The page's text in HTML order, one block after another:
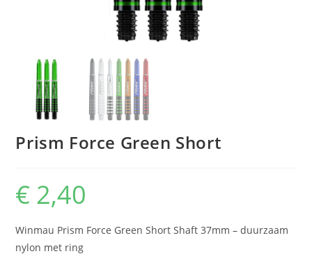
Prism Force Green Short
€ 2,40
Winmau Prism Force Green Short Shaft 37mm – duurzaam
nylon met ring